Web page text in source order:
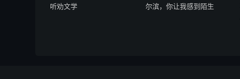
听劝文学 尔滨，你让我感到陌生